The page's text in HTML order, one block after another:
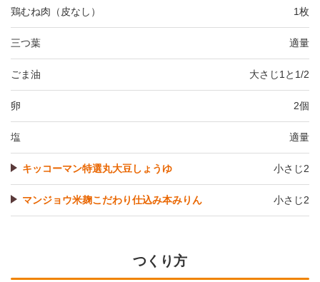
鶏むね肉（皮なし） 1枚
三つ葉 適量
ごま油 大さじ1と1/2
卵 2個
塩 適量
キッコーマン特選丸大豆しょうゆ 小さじ2
マンジョウ米麹こだわり仕込み本みりん 小さじ2
つくり方